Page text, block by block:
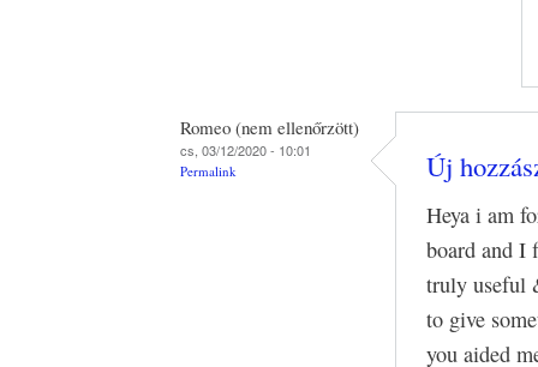
Romeo (nem ellenőrzött)
cs, 03/12/2020 - 10:01
Permalink Új
Heya i am
board and I
truly useful
to give
you aided